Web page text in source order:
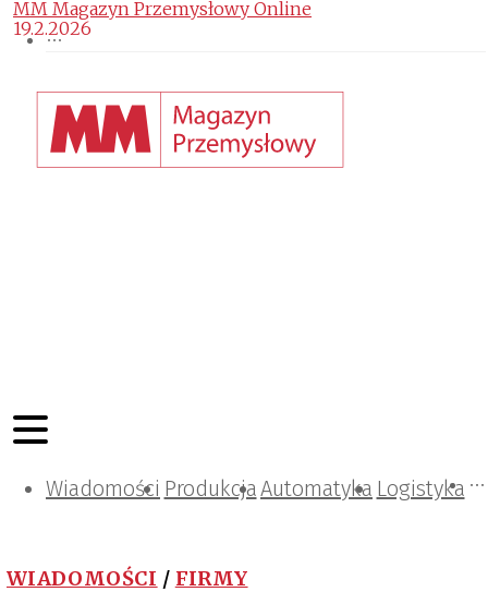
Wiadomości ProdukcjaAutomatyka Logistyka
Projektowanie i konstrukcje
Zarządzanie i IT
Tematy specjalne
WIADOMOŚCI / FIRMY
MM Magazyn Przemysłowy Online
19.2.2026